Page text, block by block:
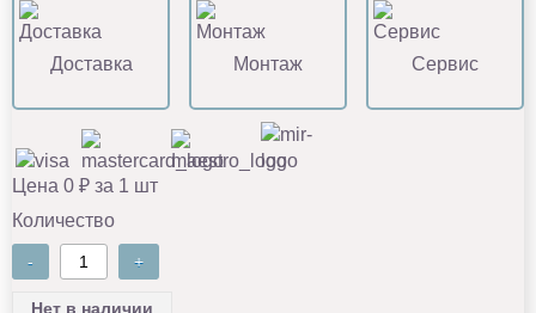
Доставка Монтаж Сервис
Цена 0 ₽ за 1 шт
Количество
- +
Нет в наличии